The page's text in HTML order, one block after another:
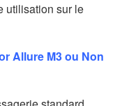
utilisation sur le
Allure M3 ou Non